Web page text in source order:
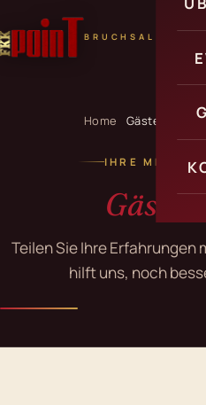
BRUCHSAL
Home Gästecheck &
IHRE
Teilen Sie Ihre Erfahrungen
hilft uns, noch